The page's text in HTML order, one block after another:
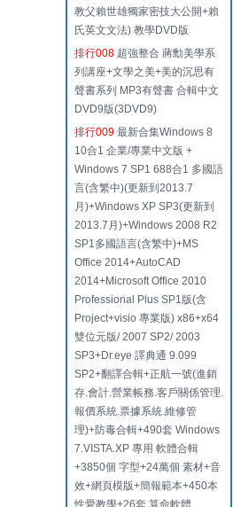
教父賴世雄獨家密技大公開+賴
氏英文文法) 教學DVD版
排行008 超強整合 蔣勳美學系
列講座+文學之美+美的沉思有
聲書系列 MP3有聲書 合輯中文
DVD9版(3DVD9)
排行009 最新合集Windows 8
10合1 企業/專業中文版 +
Windows 7 SP1 688合1 多國語
言(含繁中)(更新到2013.7
月)+Windows XP SP3(更新到
2013.7月)+Windows 2008 R2
SP1多國語言(含繁中)+MS
Office 2014+AutoCAD
2014+Microsoft Office 2010
Professional Plus SP1版(含
Project+visio 專業版) x86+x64
雙位元版/ 2007 SP2/ 2003
SP3+Dr.eye 譯典通 9.099
SP2+翻譯合輯+正航一號(進銷
存.會計.營業帳務.客戶關係管理.
報價系統.票據系統.維修管
理)+防毒合輯+490套 Windows
7.VISTA.XP 專用 軟體合輯
+3850個 字型+24萬個 素材+音
效+網頁模版+簡報範本+450本
性愛教學+26套 算命軟體